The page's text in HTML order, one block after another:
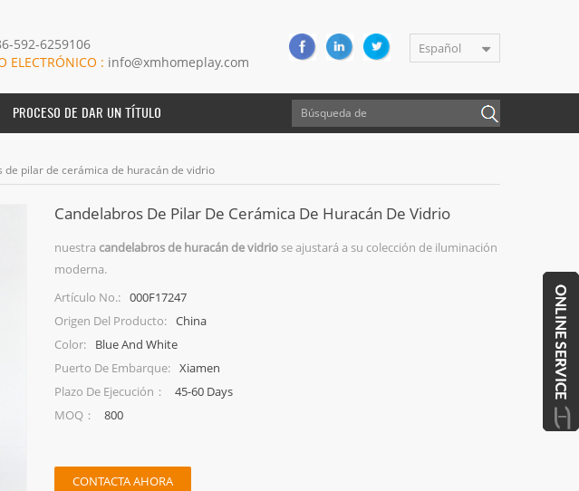
Español
592-6259106
ELECTRÓNICO : info@xmhomeplay.com
PROCESO DE DAR UN TÍTULO
de pilar de cerámica de huracán de vidrio
Candelabros De Pilar De Cerámica De Huracán De Vidrio
nuestra candelabros de huracán de vidriose ajustará a su colección de iluminación
moderna.
Artículo No.: 000F17247
Origen Del Producto: China
Color:
Blue And White
Puerto De Embarque: Xiamen
Plazo De Ejecución：
45-60 Days
MOQ：
800
CONTACTA AHORA